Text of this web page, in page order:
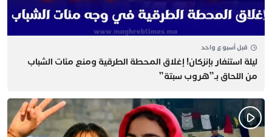
قبل أسبوع واحد
​ليلة استنفار بإنزكان! إغلاق المحطة الطرقية ومنع مئات الشباب
من اللحاق بـ”هروب سبتة”